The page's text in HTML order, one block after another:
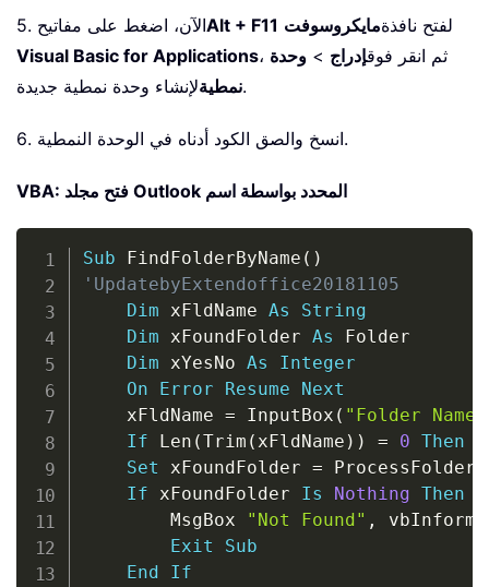
5. الآن، اضغط على مفاتيحAlt + F11 لفتح نافذةمايكروسوفت
Visual Basic for Applications
، ثم انقر فوقإدراج > وحدة
نمطيةلإنشاء وحدة نمطية جديدة.
6. انسخ والصق الكود أدناه في الوحدة النمطية.
VBA: فتح مجلد Outlook المحدد بواسطة اسم
Sub FindFolderByName ( )
'UpdatebyExtendoffice20181105
Dim xFldName As
String
Dim xFoundFolder As Folder
Dim xYesNo As
Integer
On
Error Resume
Next
    xFldName
= InputBox ( "Folder
If Len (Trim ( xFldName ) ) = 0 Then
Set xFoundFolder = ProcessFolders
If xFoundFolder Is Nothing Then
        MsgBox
"Not Found" ,
Exit
Sub
End
If